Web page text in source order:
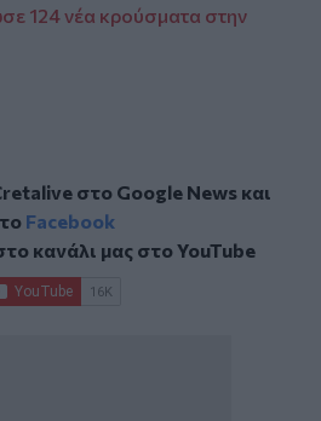
124 νέα κρούσματα στην
στο Google Newsκαι
Facebook
κανάλι μας στοYouTube